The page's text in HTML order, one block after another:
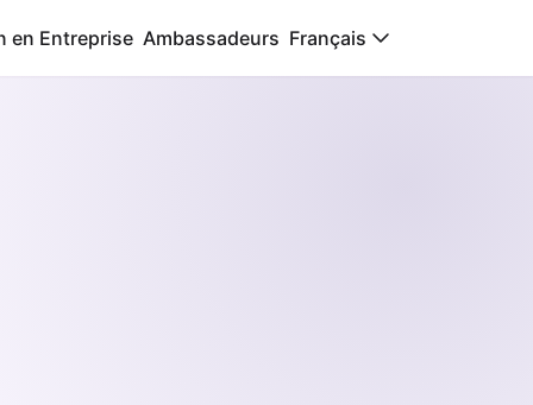
en Entreprise Ambassadeurs Français